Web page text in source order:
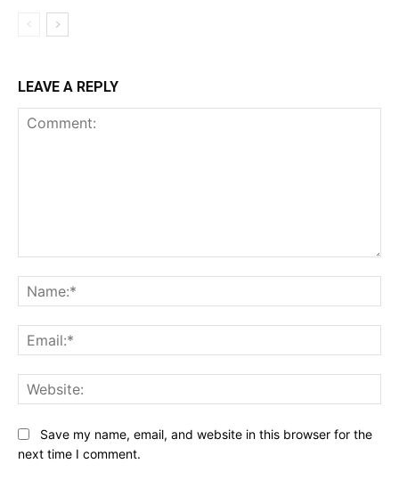
LEAVE A REPLY
Save my name, email, and website in this browser for the
next time I comment.